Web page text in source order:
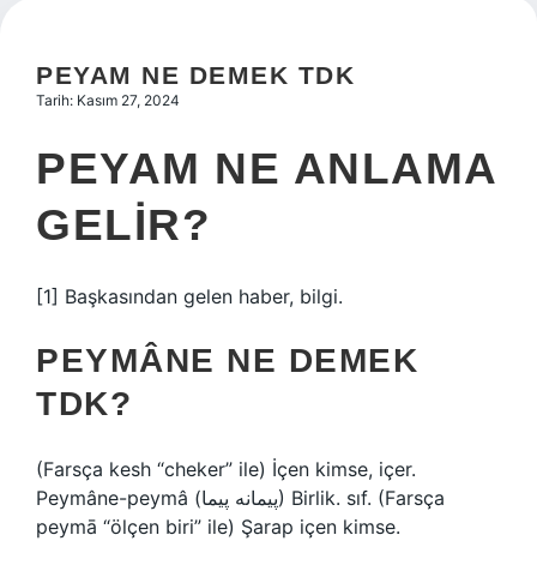
Hakkımızda
PEYAM NE DEMEK TDK
Tarih: Kasım 27, 2024
PEYAM NE ANLAMA
GELIR?
[1] Başkasından gelen haber, bilgi.
PEYMÂNE NE DEMEK
TDK?
(Farsça kesh “cheker” ile) İçen kimse, içer.
Peymâne-peymâ (ﭘﻴﻤﺎﻧﻪ ﭘﻴﻤﺎ) Birlik. sıf. (Farsça
peymā “ölçen biri” ile) Şarap içen kimse.